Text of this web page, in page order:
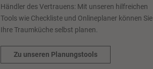
Händler des Vertrauens: Mit unseren hilfreichen
Tools wie Checkliste und Onlineplaner können Sie
Ihre Traumküche selbst planen.
Zu unseren Planungstools